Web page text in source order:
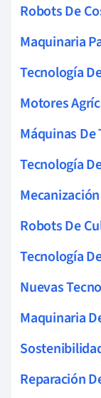
Robots De
Maquinaria
Tecnología
Motores
Máquinas De
Tecnología
Robots De
Tecnología
Nuevas
Maquinaria
Reparación